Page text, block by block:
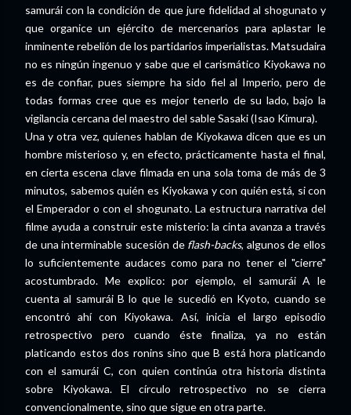
samurái con la condición de que jure fidelidad al shogunato y
que organice un ejército de mercenarios para aplastar le
inminente rebelión de los partidarios imperialistas. Matsudaira
no es ningún ingenuo y sabe que el carismático Kiyokawa no
es de confiar, pues siempre ha sido fiel al Imperio, pero de
todas formas cree que es mejor tenerlo de su lado, bajo la
vigilancia cercana del maestro del sable Sasaki (Isao Kimura).
Una y otra vez, quienes hablan de Kiyokawa dicen que es un
hombre misterioso y, en efecto, prácticamente hasta el final,
en cierta escena clave filmada en una sola toma de más de 3
minutos, sabemos quién es Kiyokawa y con quién está, si con
el Emperador o con el shogunato. La estructura narrativa del
filme ayuda a construir este misterio: la cinta avanza a través
de una interminable sucesión de flash-backs, algunos de ellos
lo suficientemente audaces como para no tener el "cierre"
acostumbrado. Me explico: por ejemplo, el samurái A le
cuenta al samurái B lo que le sucedió en Kyoto, cuando se
encontró ahí con Kiyokawa. Así, inicia el largo episodio
retrospectivo pero cuando éste finaliza, ya no están
platicando estos dos ronins sino que B está hora platicando
con el samurái C, con quien continúa otra historia distinta
sobre Kiyokawa. El círculo retrospectivo no se cierra
convencionalmente, sino que sigue en otra parte.